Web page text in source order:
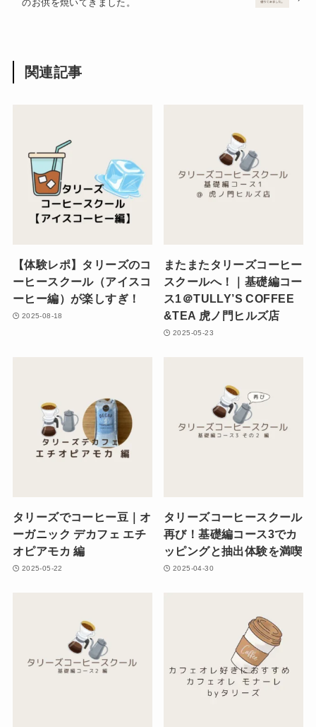
のお供を焼いてきました。
関連記事
【体験レポ】タリーズのコ
ーヒースクール（アイスコ
ーヒー編）が楽しすぎ！
2025-08-18
またまたタリーズコーヒー
スクールへ！｜基礎編コー
ス1＠TULLY’S COFFEE
&TEA 虎ノ門ヒルズ店
2025-05-23
タリーズでコーヒー豆｜オ
ーガニック デカフェ エチ
オピアモカ 編
2025-05-22
タリーズコーヒースクール
再び！基礎編コース3でカ
ッピングと抽出体験を満喫
2025-04-30